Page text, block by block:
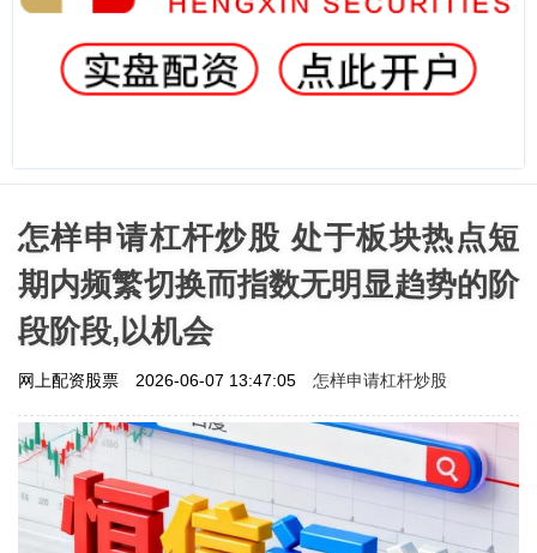
怎样申请杠杆炒股 处于板块热点短
期内频繁切换而指数无明显趋势的阶
段阶段,以机会
网上配资股票 2026-06-07 13:47:05 怎样申请杠杆炒股